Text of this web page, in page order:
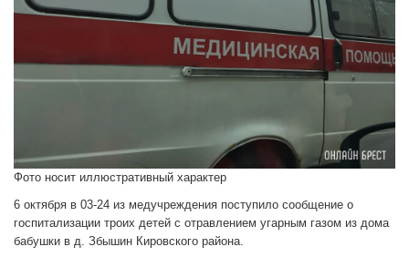
Фото носит иллюстративный характер
6 октября в 03-24 из медучреждения поступило сообщение о
госпитализации троих детей с отравлением угарным газом из дома
бабушки в д. Збышин Кировского района.